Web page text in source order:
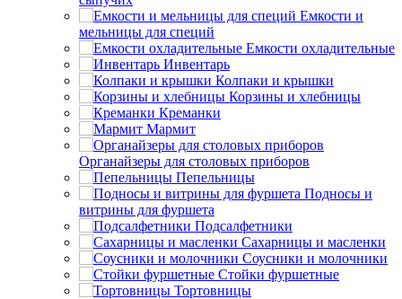
Емкости и
мельницы для специй
Емкости охладительные
Инвентарь
Колпаки и крышки
Корзины и хлебницы
Креманки
Мармит
Органайзеры для столовых приборов
Пепельницы
Подносы и
витрины для фуршета
Подсалфетники
Сахарницы и масленки
Соусники и молочники
Стойки фуршетные
Тортовницы